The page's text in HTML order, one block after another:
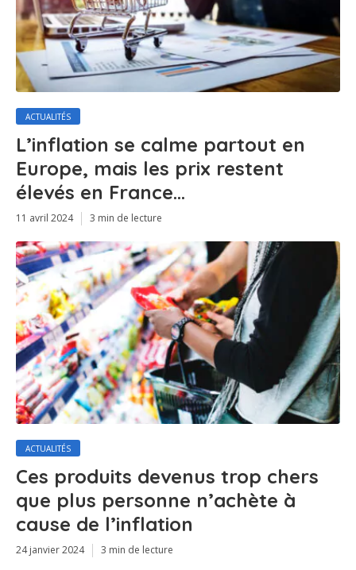
ACTUALITÉS
L’inflation se calme partout en
Europe, mais les prix restent
élevés en France…
11 avril 2024 3 min de lecture
ACTUALITÉS
Ces produits devenus trop chers
que plus personne n’achète à
cause de l’inflation
24 janvier 2024 3 min de lecture